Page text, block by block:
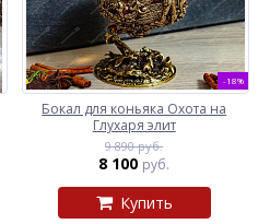
-18%
Бокал для коньяка Охота на
Глухаря элит
9 890 руб.
8 100 руб.
Купить